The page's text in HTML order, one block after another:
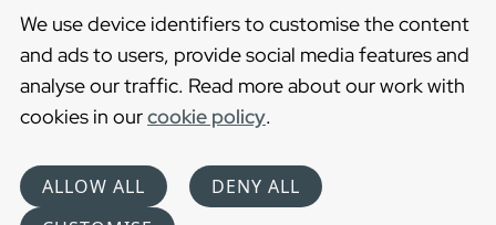
We use device identifiers to customise the content
and ads to users, provide social media features and
analyse our traffic. Read more about our work with
cookies in ourcookie policy.
ALLOW ALL
DENY ALL
Cookies
Privatumo politika
Choose language